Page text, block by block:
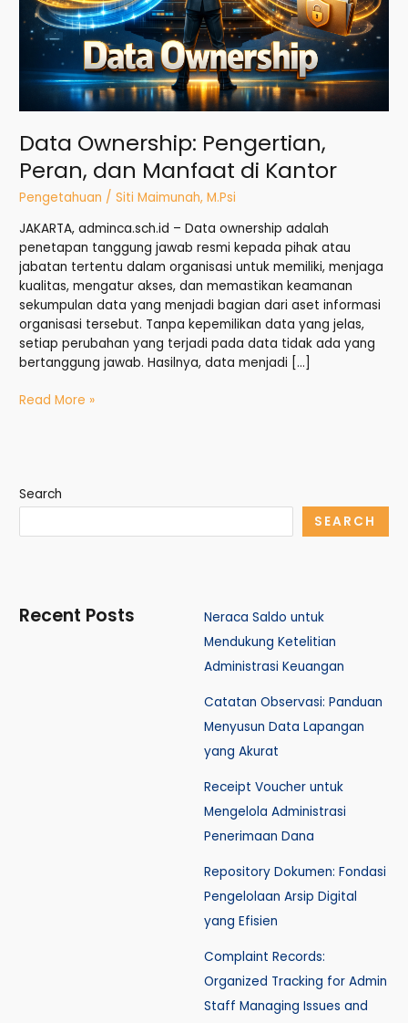
Data Ownership: Pengertian,
Peran, dan Manfaat di Kantor
Pengetahuan /Siti Maimunah, M.Psi
JAKARTA, adminca.sch.id – Data ownership adalah
penetapan tanggung jawab resmi kepada pihak atau
jabatan tertentu dalam organisasi untuk memiliki, menjaga
kualitas, mengatur akses, dan memastikan keamanan
sekumpulan data yang menjadi bagian dari aset informasi
organisasi tersebut. Tanpa kepemilikan data yang jelas,
setiap perubahan yang terjadi pada data tidak ada yang
bertanggung jawab. Hasilnya, data menjadi […]
Kantor
Read More »
Search
SEARCH
Recent Posts
Neraca Saldo untuk
Mendukung Ketelitian
Administrasi Keuangan
Catatan Observasi: Panduan
Menyusun Data Lapangan
yang Akurat
Receipt Voucher untuk
Mengelola Administrasi
Penerimaan Dana
Repository Dokumen: Fondasi
Pengelolaan Arsip Digital
yang Efisien
Complaint Records:
Organized Tracking for Admin
Staff Managing Issues and